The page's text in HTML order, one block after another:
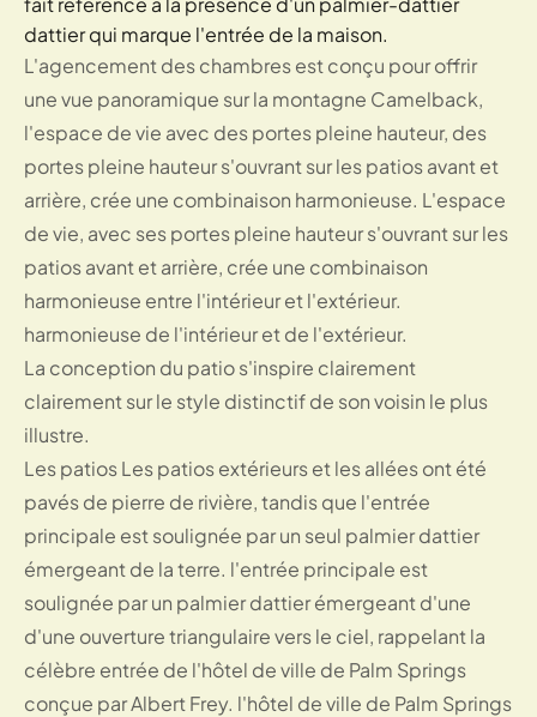
dattier qui marque l'entrée de la maison.
L'agencement des chambres est conçu pour offrir
une vue panoramique sur la montagne Camelback,
l'espace de vie avec des portes pleine hauteur, des
portes pleine hauteur s'ouvrant sur les patios avant et
arrière, crée une combinaison harmonieuse. L'espace
de vie, avec ses portes pleine hauteur s'ouvrant sur les
patios avant et arrière, crée une combinaison
harmonieuse entre l'intérieur et l'extérieur.
harmonieuse de l'intérieur et de l'extérieur.
La conception du patio s'inspire clairement
clairement sur le style distinctif de son voisin le plus
illustre.
Les patios Les patios extérieurs et les allées ont été
pavés de pierre de rivière, tandis que l'entrée
principale est soulignée par un seul palmier dattier
émergeant de la terre. l'entrée principale est
soulignée par un palmier dattier émergeant d'une
d'une ouverture triangulaire vers le ciel, rappelant la
célèbre entrée de l'hôtel de ville de Palm Springs
conçue par Albert Frey. l'hôtel de ville de Palm Springs